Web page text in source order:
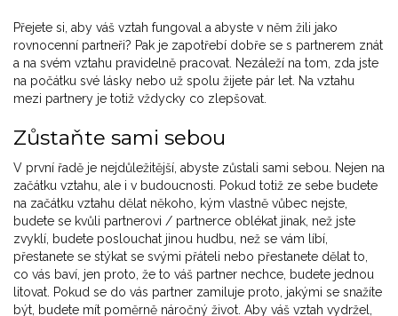
Přejete si, aby váš vztah fungoval a abyste v něm žili jako
rovnocenní partneři? Pak je zapotřebí dobře se s partnerem znát
a na svém vztahu pravidelně pracovat. Nezáleží na tom, zda jste
na počátku své lásky nebo už spolu žijete pár let. Na vztahu
mezi partnery je totiž vždycky co zlepšovat.
Zůstaňte sami sebou
V první řadě je nejdůležitější, abyste zůstali sami sebou. Nejen na
začátku vztahu, ale i v budoucnosti. Pokud totiž ze sebe budete
na začátku vztahu dělat někoho, kým vlastně vůbec nejste,
budete se kvůli partnerovi / partnerce oblékat jinak, než jste
zvyklí, budete poslouchat jinou hudbu, než se vám líbí,
přestanete se stýkat se svými přáteli nebo přestanete dělat to,
co vás baví, jen proto, že to váš partner nechce, budete jednou
litovat. Pokud se do vás partner zamiluje proto, jakými se snažíte
být, budete mít poměrně náročný život. Aby váš vztah vydržel,